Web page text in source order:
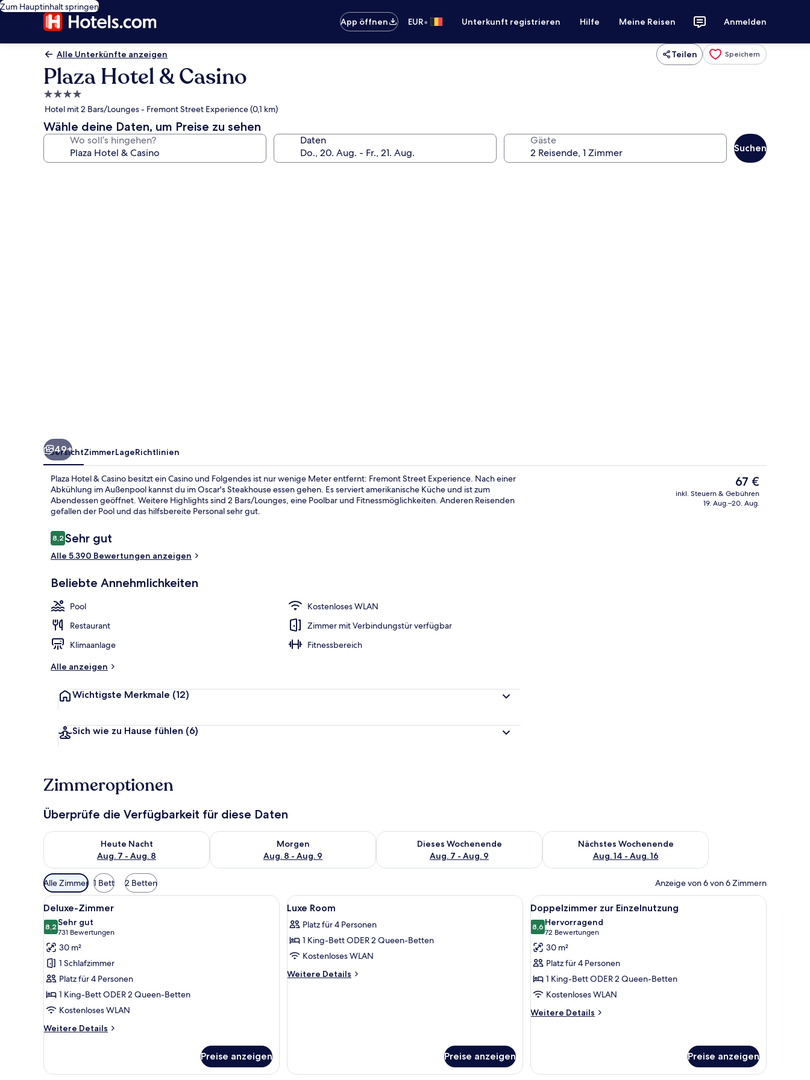
Zum Hauptinhalt springen
App öffnen
EUR• Unterkunft registrieren Hilfe Meine Reisen Anmelden
Alle Unterkünfte anzeigen Teilen Speichern
Plaza Hotel & Casino
4.0-
Sterne-
Unterkunft
Hotel mit 2 Bars/Lounges - Fremont Street Experience (0,1 km)
Wähle deine Daten, um Preise zu sehen
Wo soll’s hingehen? Daten Gäste
Suchen
Außenpool, beheizter Pool, Cabañas (gegen Gebühr), Sonnenschirme
Fassade der Unterkunft
49+
ÜbersichtZimmerLageRichtlinien
Plaza Hotel & Casino besitzt ein Casino und Folgendes ist nur wenige Meter entfernt: Fremont Street Experience. Nach einer
Abkühlung im Außenpool kannst du im Oscar's Steakhouse essen gehen. Es serviert amerikanische Küche und ist zum
Abendessen geöffnet. Weitere Highlights sind 2 Bars/Lounges, eine Poolbar und Fitnessmöglichkeiten. Anderen Reisenden
gefallen der Pool und das hilfsbereite Personal sehr gut.
Bewertungen
8,28,2 von 10.
Sehr gut
Alle 5.390 Bewertungen anzeigen
Beliebte Annehmlichkeiten
Pool
Kostenloses WLAN
Restaurant
Zimmer mit Verbindungstür verfügbar
Klimaanlage
Fitnessbereich
Alle anzeigen
Wichtigste Merkmale (12)
Sich wie zu Hause fühlen (6)
Der
aktuelle
Preis
67 €
inkl. Steuern & Gebühren
19. Aug.–20. Aug.
Zimmeroptionen
Überprüfe die Verfügbarkeit für diese Daten
Heute Nacht
Aug. 7 - Aug. 8
Überprüfe die Verfügbarkeit für heute Nacht, Aug. 7 - Aug. 8.
Morgen
Aug. 8 - Aug. 9
Überprüfe die Verfügbarkeit für morgen, Aug. 8 - Aug. 9.
Dieses Wochenende
Aug. 7 - Aug. 9
Überprüfe die Verfügbarkeit für dieses Wochenende, Aug. 7 - Aug. 9.
Nächstes Wochenende
Aug. 14 - Aug. 16
Überprüfe die Verfügbarkeit für nächstes Wochenende, Aug.
Verfügbare
Filter
für
Zimmer
Alle Zimmer 1 Bett 2 Betten Anzeige von 6 von 6 Zimmern
Alle
Fotos
für
Deluxe-
Zimmer
anzeigen
Ein Hotelzimmer mit einem großen Bett, zwei Nachttischen mit Lampen, einem Schreibtisch mit Stuhl, einem Fernseher und Blick auf eine Stadtlandschaft bei Sonnenuntergang.
5
Deluxe-Zimmer
8,28,2 von 10
Sehr gut
731 Bewertungen
(731
Bewertungen)
30 m²
1 Schlafzimmer
Platz für 4 Personen
1 King-Bett ODER 2 Queen-Betten
Kostenloses WLAN
Weitere Details
Weitere
Zimmer
Preise anzeigen
Alle
Fotos
für
Luxe
Room
anzeigen
Ein Hotelzimmer mit einem großen Bett, einem Fernseher, einem Schreibtisch und Blick auf eine Stadtlandschaft.
3
Luxe Room
Platz für 4 Personen
1 King-Bett ODER 2 Queen-Betten
Kostenloses WLAN
Weitere Details
Weitere
Preise anzeigen
Alle
Fotos
für
Doppelzimmer
zur
Einzelnutzung
anzeigen
Ein Hotelzimmer mit zwei Betten, einem
6
Doppelzimmer zur Einzelnutzung
8,68,6 von 10
Hervorragend
72 Bewertungen
(72
Bewertungen)
30 m²
Platz für 4 Personen
1 King-Bett ODER 2 Queen-Betten
Kostenloses WLAN
Weitere Details
Weitere
Einzelnutzung
Preise anzeigen